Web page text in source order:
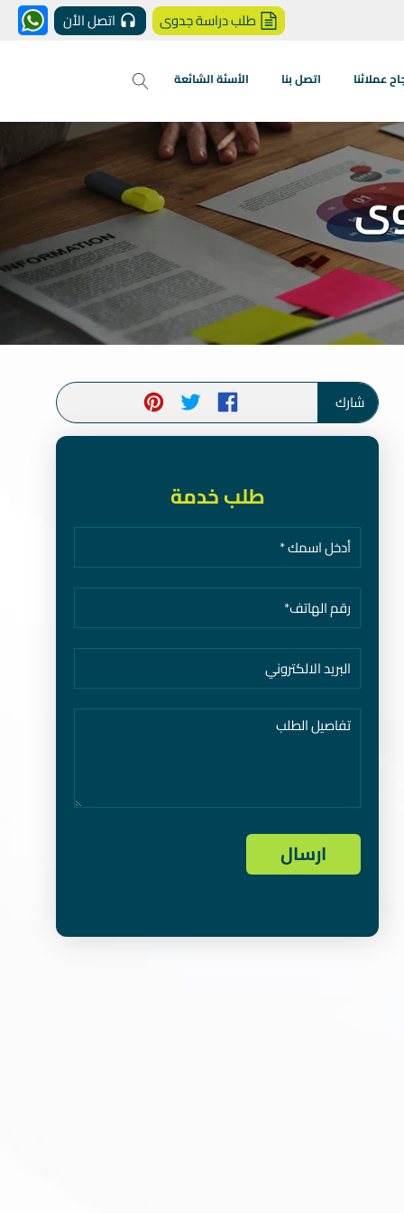
طلب دراسة جدوى اتصل الأن
عملائنا اتصل بنا الأسئة الشائعة
شارك
طلب خدمة